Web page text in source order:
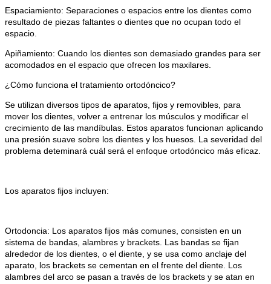
Espaciamiento: Separaciones o espacios entre los dientes como
resultado de piezas faltantes o dientes que no ocupan todo el
espacio.
Apiñamiento: Cuando los dientes son demasiado grandes para ser
acomodados en el espacio que ofrecen los maxilares.
¿Cómo funciona el tratamiento ortodóncico?
Se utilizan diversos tipos de aparatos, fijos y removibles, para
mover los dientes, volver a entrenar los músculos y modificar el
crecimiento de las mandíbulas. Estos aparatos funcionan aplicando
una presión suave sobre los dientes y los huesos. La severidad del
problema deteminará cuál será el enfoque ortodóncico más eficaz.
Los aparatos fijos incluyen:
Ortodoncia: Los aparatos fijos más comunes, consisten en un
sistema de bandas, alambres y brackets. Las bandas se fijan
alrededor de los dientes, o el diente, y se usa como anclaje del
aparato, los brackets se cementan en el frente del diente. Los
alambres del arco se pasan a través de los brackets y se atan en